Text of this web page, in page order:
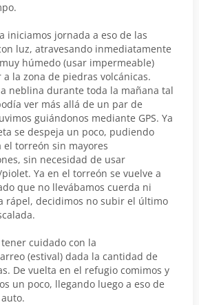
iniciamos jornada a eso de las
luz, atravesando inmediatamente
húmedo (usar impermeable)
a la zona de piedras volcánicas.
neblina durante toda la mañana tal
ver más allá de un par de
guiándonos mediante GPS. Ya
se despeja un poco, pudiendo
el torreón sin mayores
sin necesidad de usar
Ya en el torreón se vuelve a
que no llevábamos cuerda ni
rápel, decidimos no subir el último
cuidado con la
(estival) dada la cantidad de
De vuelta en el refugio comimos y
un poco, llegando luego a eso de